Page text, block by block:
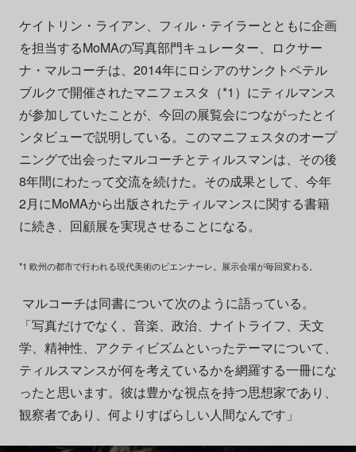
ケイトリン・ライアン、フィル・テイラーとともに企画
を担当するMoMAの写真部門キュレーター、ロクサー
ナ・マルコーチは、2014年にロシアのサンクトペテル
ブルクで開催されたマニフェスタ（*1）にティルマンス
が参加していたことが、今回の展覧会につながったとイ
ンタビューで説明している。このマニフェスタのオープ
ニングで出会ったマルコーチとティルスマンは、その後
8年間にわたって交流を続けた。その成果として、今年
2月にMoMAから出版されたティルマンスに関する書籍
に続き、回顧展を実現させることになる。
*1 欧州の都市で行われる現代美術のビエンナーレ。展示会場が毎回変わる。
マルコーチは同書について次のように語っている。
「写真だけでなく、音楽、政治、ナイトライフ、天文
学、精神性、アクティビズムといったテーマについて、
ティルスマンスが何を考えているかを網羅する一冊にな
ったと思います。彼は豊かな視点を持つ思想家であり、
観察者であり、何よりすばらしい人間なんです」